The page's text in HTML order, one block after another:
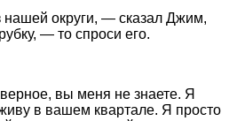
нашей округи, — сказал Джим,
— то спроси его.
вы меня не знаете. Я
в вашем квартале. Я просто